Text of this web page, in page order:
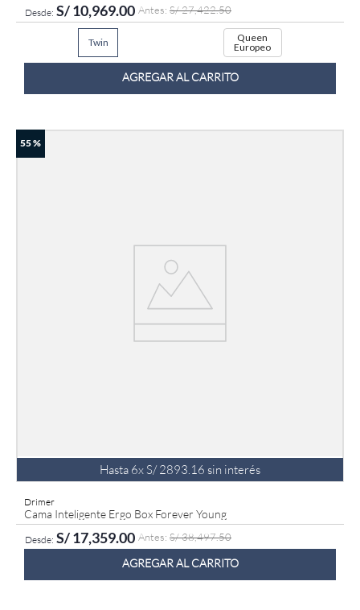
S/10,969.00 S/27,422.50
Twin
Queen
Europeo
AGREGAR AL CARRITO
55 %
Hasta 6xS/ 2893 16 sin interés
Drimer
Cama Inteligente Ergo Box Forever Young
S/17,359.00 S/38,497.50
AGREGAR AL CARRITO